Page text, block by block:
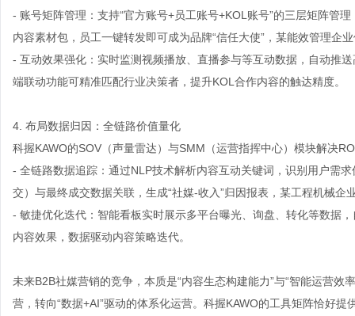
- 账号矩阵管理：支持“官方账号+员工账号+KOL账号”的三层矩阵管
内容素材包，员工一键转发即可成为品牌“信任大使”，某能效管理企
- 互动效果强化：实时监测视频播放、直播参与等互动数据，自动推
端联动功能可精准匹配行业决策者，提升KOL合作内容的触达精度。
4. 布局数据归因：全链路价值量化
科握KAWO的SOV（声量雷达）与SMM（运营指挥中心）模块解决
- 全链路数据追踪：通过NLP技术解析内容互动关键词，识别用户需
交）与最终成交数据关联，生成“社媒-收入”归因报表，某工程机械
- 敏捷优化迭代：智能看板实时展示多平台曝光、询盘、转化等数据
内容效果，数据驱动内容策略迭代。
未来B2B社媒营销的竞争，本质是“内容生态构建能力”与“智能运营效
营，转向“数据+AI”驱动的体系化运营。科握KAWO的工具矩阵恰好